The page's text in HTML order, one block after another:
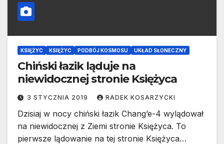
KSIĘŻYC KSIĘŻYC PODBÓJ KOSMOSU UKŁAD SŁONECZNY
Chiński łazik ląduje na
niewidocznej stronie Księżyca
3 STYCZNIA 2019 RADEK KOSARZYCKI
Dzisiaj w nocy chiński łazik Chang’e-4 wylądował
na niewidocznej z Ziemi stronie Księżyca. To
pierwsze lądowanie na tej stronie Księżyca…